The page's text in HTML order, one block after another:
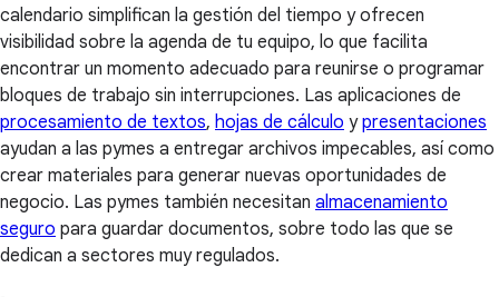
calendario simplifican la gestión del tiempo y ofrecen
visibilidad sobre la agenda de tu equipo, lo que facilita
encontrar un momento adecuado para reunirse o programar
bloques de trabajo sin interrupciones. Las aplicaciones de
procesamiento de textos, hojas de cálculo ypresentaciones
ayudan a las pymes a entregar archivos impecables, así como
crear materiales para generar nuevas oportunidades de
negocio. Las pymes también necesitan almacenamiento
seguro para guardar documentos, sobre todo las que se
dedican a sectores muy regulados.